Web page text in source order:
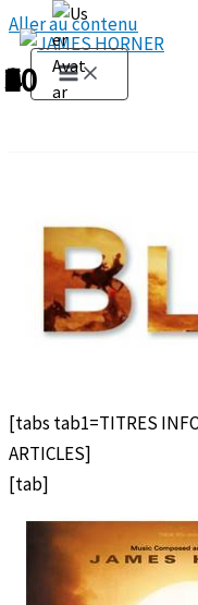
Aller au contenu
[tabs tab1=TITRES
ARTICLES]
[tab]
1
2
3
4
5
6
7
8
9
10